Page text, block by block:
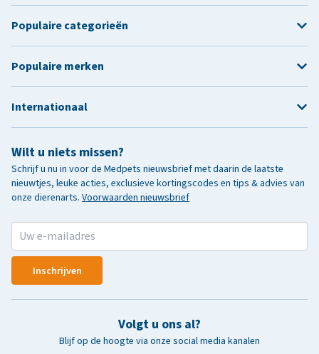
Wilt u niets missen?
Schrijf u nu in voor de Medpets nieuwsbrief met daarin de laatste
nieuwtjes, leuke acties, exclusieve kortingscodes en tips & advies van
onze dierenarts. Voorwaarden nieuwsbrief
Inschrijven
Volgt u ons al?
Blijf op de hoogte via onze social media kanalen
Populaire categorieën
Populaire merken
Internationaal